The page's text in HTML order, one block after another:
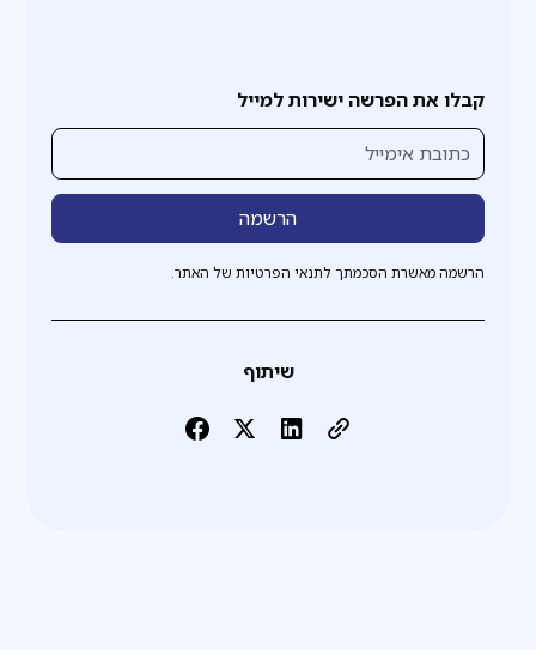
קבלו את הפרשה ישירות למייל
הרשמה מאשרת הסכמתך לתנאי הפרטיות של האתר.
שיתוף